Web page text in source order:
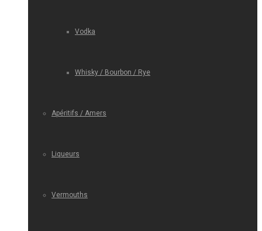
Vodka
Whisky / Bourbon / Rye
Apéritifs / Amers
Liqueurs
Vermouths